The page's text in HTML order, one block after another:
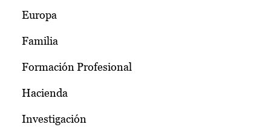
Europa
Familia
Formación Profesional
Hacienda
Investigación